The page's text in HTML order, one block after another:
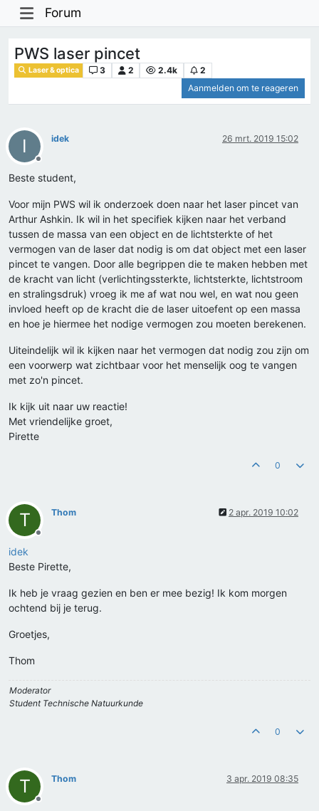
Forum
PWS laser pincet
Laser & optica 3 2 2.4k
2
Aanmelden om te reageren
I
Offline
idek 26 mrt. 2019 15:02
Beste student,
Voor mijn PWS wil ik onderzoek doen naar het laser pincet van
Arthur Ashkin. Ik wil in het specifiek kijken naar het verband
tussen de massa van een object en de lichtsterkte of het
vermogen van de laser dat nodig is om dat object met een laser
pincet te vangen. Door alle begrippen die te maken hebben met
de kracht van licht (verlichtingssterkte, lichtsterkte, lichtstroom
en stralingsdruk) vroeg ik me af wat nou wel, en wat nou geen
invloed heeft op de kracht die de laser uitoefent op een massa
en hoe je hiermee het nodige vermogen zou moeten berekenen.
Uiteindelijk wil ik kijken naar het vermogen dat nodig zou zijn om
een voorwerp wat zichtbaar voor het menselijk oog te vangen
met zo'n pincet.
Ik kijk uit naar uw reactie!
Met vriendelijke groet,
Pirette
0
T
Offline
Thom 2 apr. 2019 10:02
idek
Beste Pirette,
Ik heb je vraag gezien en ben er mee bezig! Ik kom morgen
ochtend bij je terug.
Groetjes,
Thom
Moderator
Student Technische Natuurkunde
0
T
Offline
Thom 3 apr. 2019 08:35